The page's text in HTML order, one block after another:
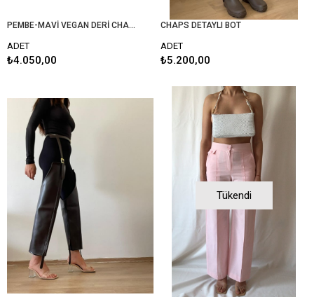
PEMBE-MAVİ VEGAN DERİ CHAPS PANTOLON
ADET
₺4.050,00
CHAPS DETAYLI BOT
ADET
₺5.200,00
Tükendi